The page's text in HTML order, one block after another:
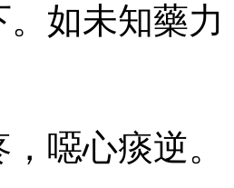
。如未知藥
噁心痰逆。